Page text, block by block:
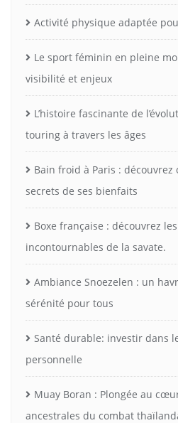
Activité physique adaptée
Le sport féminin en pleine
visibilité et enjeux
L’histoire fascinante de
touring à travers les âges
Bain froid à Paris : découvrez
secrets de ses bienfaits
Boxe française : découvrez
incontournables de la savate.
Ambiance Snoezelen : un
sérénité pour tous
Santé durable: investir dans
personnelle
Muay Boran : Plongée au
ancestrales du combat